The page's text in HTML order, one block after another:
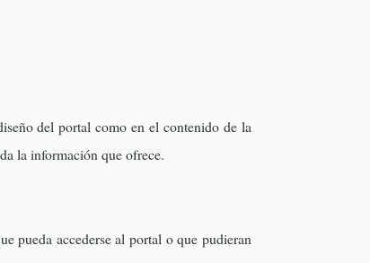
del portal como en el contenido de la
la información que ofrece.
pueda accederse al portal o que pudieran